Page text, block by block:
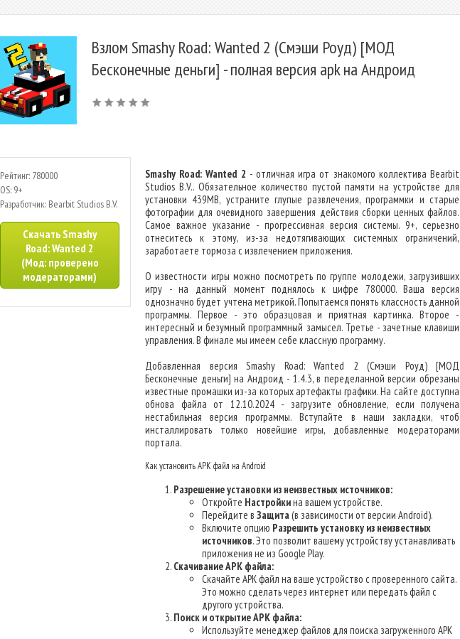
Взлом Smashy Road: Wanted 2 (Смэши Роуд) [МОД
Бесконечные деньги] - полная версия apk на Андроид
Рейтинг: 780000
OS: 9+
Разработчик: Bearbit Studios B.V.
Скачать Smashy
Road: Wanted 2
(Мод: проверено
модераторами)
Smashy Road: Wanted 2 - отличная игра от знакомого коллектива Bearbit
Studios B.V.. Обязательное количество пустой памяти на устройстве для
установки 439MB, устраните глупые развлечения, программки и старые
фотографии для очевидного завершения действия сборки ценных файлов.
Самое важное указание - прогрессивная версия системы. 9+, серьезно
отнеситесь к этому, из-за недотягивающих системных ограничений,
заработаете тормоза с извлечением приложения.
О известности игры можно посмотреть по группе молодежи, загрузивших
игру - на данный момент поднялось к цифре 780000. Ваша версия
однозначно будет учтена метрикой. Попытаемся понять классность данной
программы. Первое - это образцовая и приятная картинка. Второе -
интересный и безумный программный замысел. Третье - зачетные клавиши
управления. В финале мы имеем себе классную программу.
Добавленная версия Smashy Road: Wanted 2 (Смэши Роуд) [МОД
Бесконечные деньги] на Андроид - 1.4.3, в переделанной версии обрезаны
известные промашки из-за которых артефакты графики. На сайте доступна
обнова файла от 12.10.2024 - загрузите обновление, если получена
нестабильная версия программы. Вступайте в наши закладки, чтоб
инсталлировать только новейшие игры, добавленные модераторами
портала.
Как установить APK файл на Android
Разрешение установки из неизвестных источников:
Откройте Настройкина вашем устройстве.
Перейдите в Защита(в зависимости от версии Android).
Включите опцию Разрешить установку из неизвестных
источников. Это позволит вашему устройству устанавливать
приложения не из Google Play.
Скачивание APK файла:
Скачайте APK файл на ваше устройство с проверенного сайта.
Это можно сделать через интернет или передать файл с
другого устройства.
Поиск и открытие APK файла:
Используйте менеджер файлов для поиска загруженного APK